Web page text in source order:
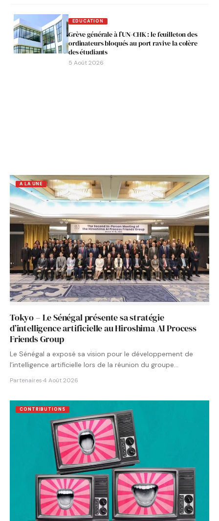
EDUCATION
Grève générale à l’UN-CHK : le feuilleton des
ordinateurs bloqués au port ravive la colère
des étudiants
5 Août 2026
A LA UNE
Tokyo – Le Sénégal présente sa stratégie
d’intelligence artificielle au Hiroshima AI Process
Friends Group
Le Sénégal a exposé sa vision pour le développement de
l’intelligence artificielle lors de la réunion du groupe…
Partenaires·4 Août 2026
CONTRIBUTIONS